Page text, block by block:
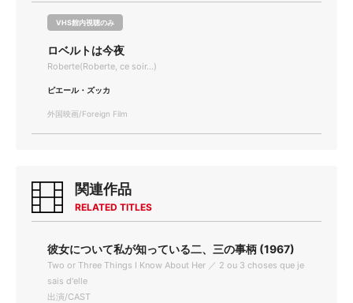
VHS館内視聴のみ
ロベルトは今夜
Roberte(Roberte, ce soir...)
ピエール・ズッカ
外国映画/Foreign Film
関連作品
RELATED TITLES
彼女について私が知っている二、三の事柄 (1967)
Two or Three Things I Know About Her ／ 2 ou 3 choses que je
sais d'elle
出演/CAST